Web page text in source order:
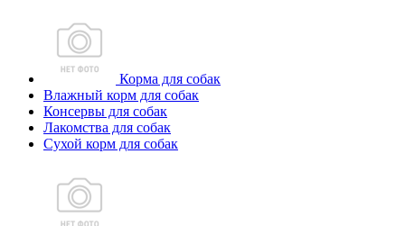
Корма для собак
Влажный корм для собак
Консервы для собак
Лакомства для собак
Сухой корм для собак